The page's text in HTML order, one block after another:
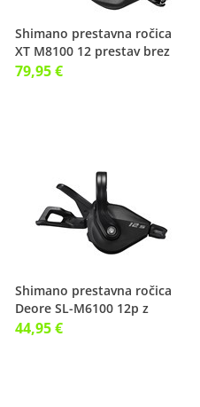
Shimano prestavna ročica
XT M8100 12 prestav brez
objemke
79,95 €
Shimano prestavna ročica
Deore SL-M6100 12p z
objemko
44,95 €